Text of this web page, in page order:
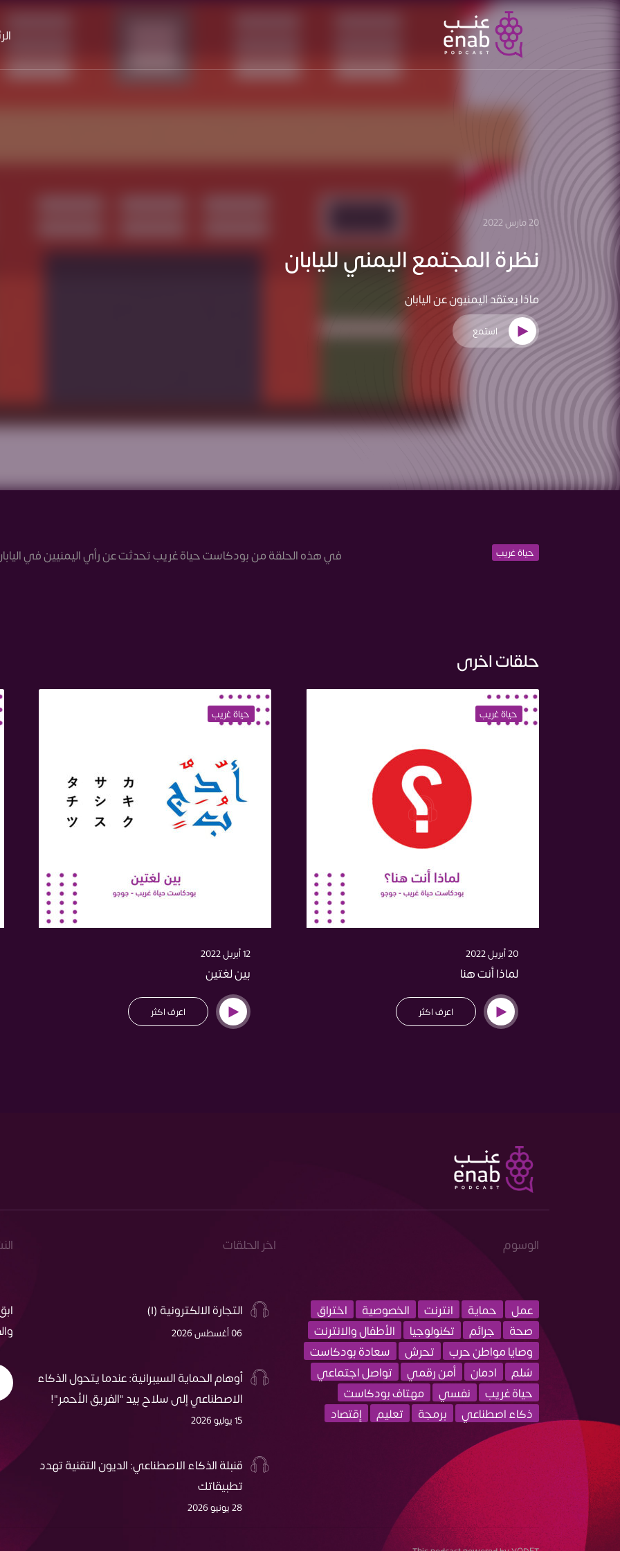
20 مارس 2022
نظرة المجتمع اليمني لليابان
ماذا يعتقد اليمنيون عن اليابان
استمع
حياة غريب في هذه الحلقة من بودكاست حياة غريب تحدثت عن رأي اليمنيين في
حلقات اخرى
حياة غريب
20 أبريل 2022
لماذا أنت هنا
اعرف اكثر
حياة غريب
12 أبريل 2022
بين لغتين
اعرف اكثر
الوسوم
عمل حماية انترنت الخصوصية
اختراق
صحة
جرائم تكنولوجيا
الأطفال والانترنت
وصايا مواطن حرب
تحرش
سعادة بودكاست
سُلم
ادمان أمن رقمي
تواصل اجتماعي
حياة غريب
نفسي
مهتاف بودكاست
ذكاء اصطناعي
برمجة تعليم إقتصاد
اخر الحلقات
التجارة الالكترونية (١)
06 أغسطس 2026
أوهام الحماية السيبرانية: عندما يتحول الذكاء
الاصطناعي إلى سلاح بيد "الفريق الأحمر"!
15 يوليو 2026
قنبلة الذكاء الاصطناعي: الديون التقنية تهدد
تطبيقاتك
28 يونيو 2026